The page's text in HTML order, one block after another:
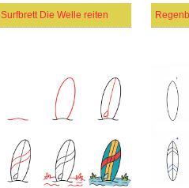
Surfbrett Die Welle reiten